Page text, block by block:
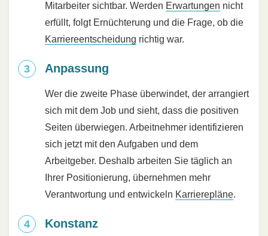
Mitarbeiter sichtbar. Werden Erwartungen nicht
erfüllt, folgt Ernüchterung und die Frage, ob die
Karriereentscheidung richtig war.
Anpassung
Wer die zweite Phase überwindet, der arrangiert
sich mit dem Job und sieht, dass die positiven
Seiten überwiegen. Arbeitnehmer identifizieren
sich jetzt mit den Aufgaben und dem
Arbeitgeber. Deshalb arbeiten Sie täglich an
Ihrer Positionierung, übernehmen mehr
Verantwortung und entwickeln Karrierepläne.
Konstanz